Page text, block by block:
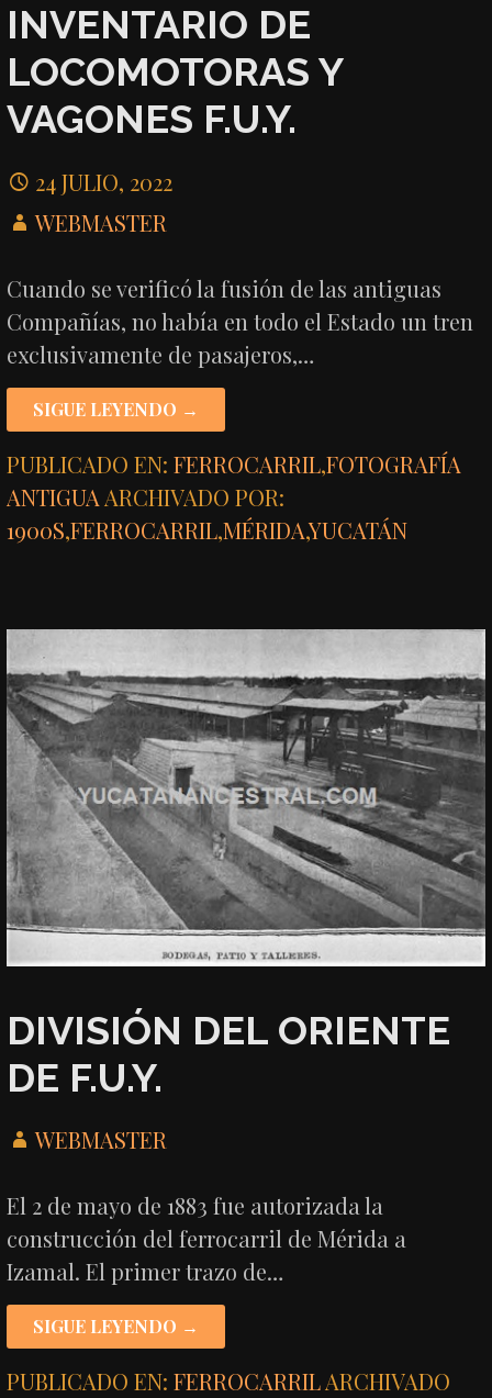
INVENTARIO DE
LOCOMOTORAS Y
VAGONES F.U.Y.
24 JULIO, 2022
WEBMASTER
Cuando se verificó la fusión de las antiguas
Compañías, no había en todo el Estado un tren
exclusivamente de pasajeros,…
SIGUE LEYENDO →
PUBLICADO EN:FERROCARRIL,FOTOGRAFÍA
ANTIGUA ARCHIVADO POR:
1900S,FERROCARRIL,MÉRIDA,YUCATÁN
DIVISIÓN DEL ORIENTE
DE F.U.Y.
WEBMASTER
El 2 de mayo de 1883 fue autorizada la
construcción del ferrocarril de Mérida a
Izamal. El primer trazo de…
SIGUE LEYENDO →
PUBLICADO EN:FERROCARRILARCHIVADO